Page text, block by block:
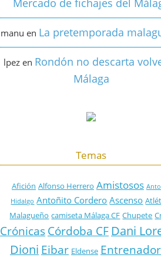
Mercado de fichajes del
manu en La pretemporada
lpezen Rondón no descarta
Málaga
Temas
Afición Alfonso Herrero Amistosos
Hidalgo Antoñito Cordero Ascenso
Malagueño camiseta Málaga CF Chupete
Crónicas Córdoba CF Dani
Dioni Eibar Eldense